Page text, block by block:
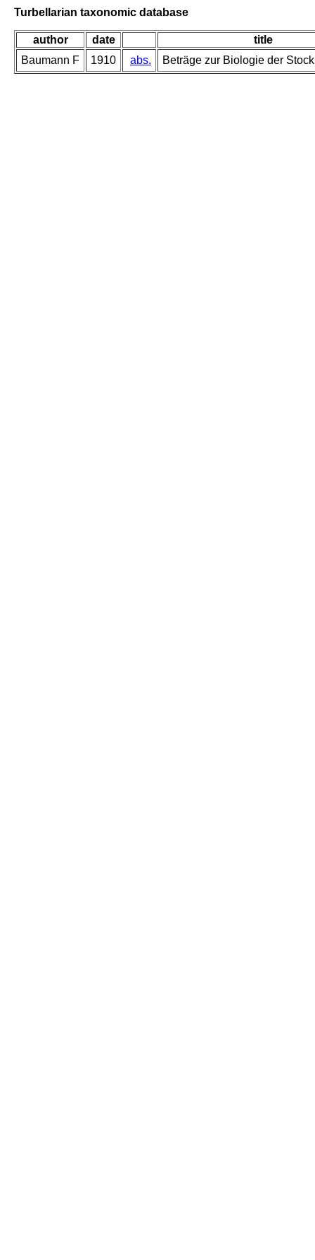
Turbellarian taxonomic database
author date
title
Baumann F
1910 abs. Beträge zur Biologie der